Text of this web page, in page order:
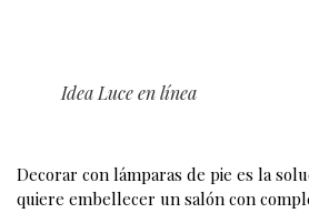
Idea Luce en línea